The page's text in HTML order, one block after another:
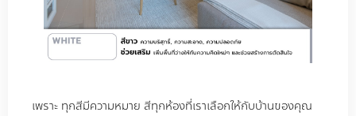
เพราะ ทุกสีมีความหมาย สีทุกห้องที่เราเลือกให้กับบ้านของคุณ